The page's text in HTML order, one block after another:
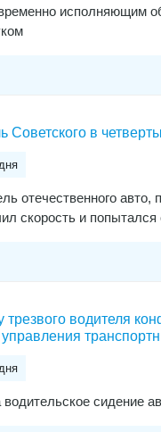
исполняющим
Советского в
отечественного авто,
скорость и попытался
трезвого водителя
сидение